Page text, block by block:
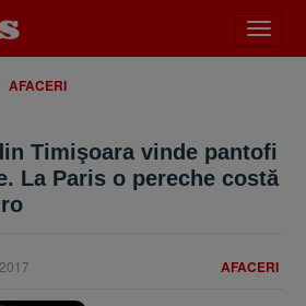
meniu
AFACERI
Timişoara vinde pantofi
La Paris o pereche costă
AFACERI